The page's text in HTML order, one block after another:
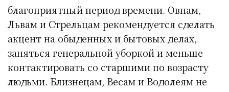
благоприятный период времени. Овнам,
Львам и Стрельцам рекомендуется сделать
акцент на обыденных и бытовых делах,
заняться генеральной уборкой и меньше
контактировать со старшими по возрасту
людьми. Близнецам, Весам и Водолеям не